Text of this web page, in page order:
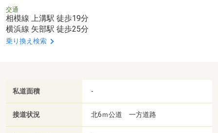
交通
相模線 上溝駅 徒歩19分
横浜線 矢部駅 徒歩25分
乗り換え検索
私道面積 -
接道状況 北6ｍ公道 一方道路